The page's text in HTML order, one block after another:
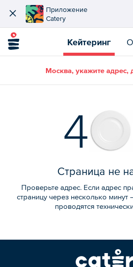
Приложение
Catery
Кейтеринг
Москва, укажите адрес,
4
Страница не
Проверьте адрес. Если адрес
страницу через несколько
проводятся